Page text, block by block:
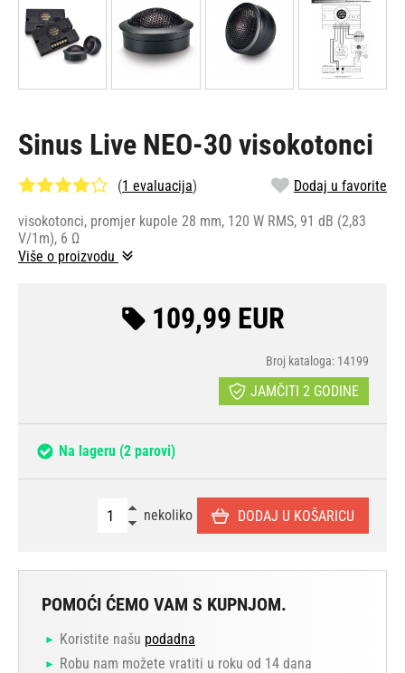
Sinus Live NEO-30 visokotonci
(1 evaluacija) Dodaj u favorite
visokotonci, promjer kupole 28 mm, 120 W RMS, 91 dB (2,83
V/1m), 6 Ω
Više o proizvodu
109,99 EUR
Broj kataloga: 14199
JAMČITI 2 GODINE
Na lageru (2 parovi)
nekoliko DODAJ U KOŠARICU
POMOĆI ĆEMO VAM S KUPNJOM.
Koristite našu podadna
Robu nam možete vratiti u roku od 14 dana